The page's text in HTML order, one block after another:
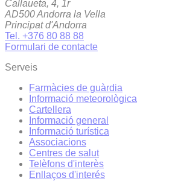
Callaueta, 4, 1r
AD500 Andorra la Vella
Principat d'Andorra
Tel. +376 80 88 88
Formulari de contacte
Serveis
Farmàcies de guàrdia
Informació meteorològica
Cartellera
Informació general
Informació turística
Associacions
Centres de salut
Telèfons d'interès
Enllaços d'interés